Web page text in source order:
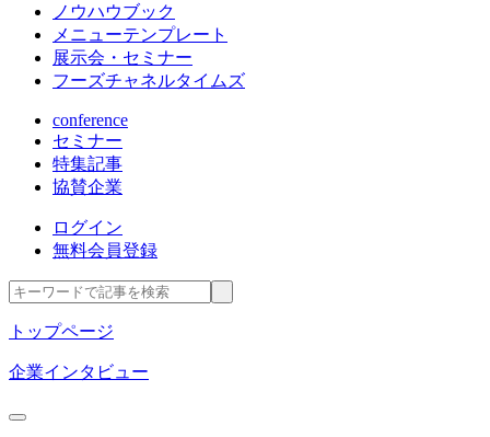
ノウハウブック
メニューテンプレート
展示会・セミナー
フーズチャネルタイムズ
conference
セミナー
特集記事
協賛企業
ログイン
無料会員登録
トップページ
企業インタビュー